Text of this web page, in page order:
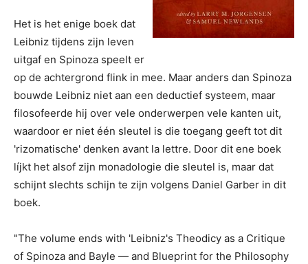
Het is het enige boek dat
Leibniz tijdens zijn leven
uitgaf en Spinoza speelt er
op de achtergrond flink in mee. Maar anders dan Spinoza
bouwde Leibniz niet aan een deductief systeem, maar
filosofeerde hij over vele onderwerpen vele kanten uit,
waardoor er niet één sleutel is die toegang geeft tot dit
'rizomatische' denken avant la lettre. Door dit ene boek
líjkt het alsof zijn monadologie die sleutel is, maar dat
schijnt slechts schijn te zijn volgens Daniel Garber in dit
boek.
"The volume ends with 'Leibniz's Theodicy as a Critique
of Spinoza and Bayle — and Blueprint for the Philosophy